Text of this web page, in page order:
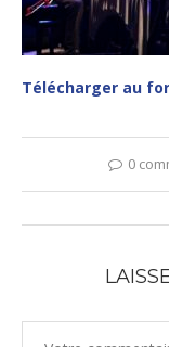
Télécharger au
0